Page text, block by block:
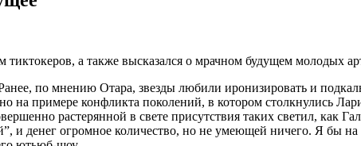
а также высказался о мрачном будущем молодых
по мнению Отара, звезды любили иронизировать и
на примере конфликта поколений, в котором столкнулись
растерянной в свете присутствия таких светил, как
и денег огромное количество, но не умеющей ничего. Я бы